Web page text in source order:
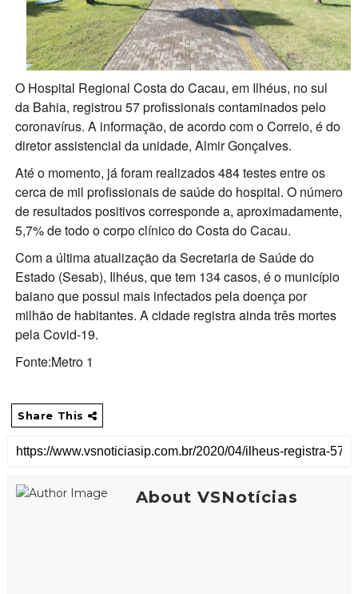
O Hospital Regional Costa do Cacau, em Ilhéus, no sul
da Bahia, registrou 57 profissionais contaminados pelo
coronavírus. A informação, de acordo com o Correio, é do
diretor assistencial da unidade, Almir Gonçalves.
Até o momento, já foram realizados 484 testes entre os
cerca de mil profissionais de saúde do hospital. O número
de resultados positivos corresponde a, aproximadamente,
5,7% de todo o corpo clínico do Costa do Cacau.
Com a última atualização da Secretaria de Saúde do
Estado (Sesab), Ilhéus, que tem 134 casos, é o município
baiano que possui mais infectados pela doença por
milhão de habitantes. A cidade registra ainda três mortes
pela Covid-19.
Fonte:Metro 1
Share This
About VSNotícias